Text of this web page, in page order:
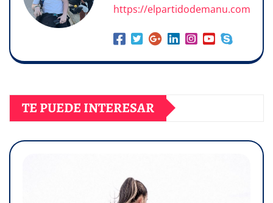
https://elpartidodemanu.com
TE PUEDE INTERESAR